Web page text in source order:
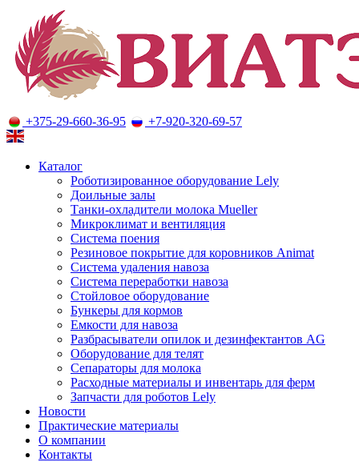
Оборудование для молочного животноводства
+375-29-660-36-95 +7-920-320-69-57
Каталог
Роботизированное оборудование Lely
Доильные залы
Танки-охладители молока Mueller
Микроклимат и вентиляция
Система поения
Резиновое покрытие для коровников Animat
Система удаления навоза
Система переработки навоза
Стойловое оборудование
Бункеры для кормов
Емкости для навоза
Разбрасыватели опилок и дезинфектантов AG
Оборудование для телят
Сепараторы для молока
Расходные материалы и инвентарь для ферм
Запчасти для роботов Lely
Новости
Практические материалы
О компании
Контакты